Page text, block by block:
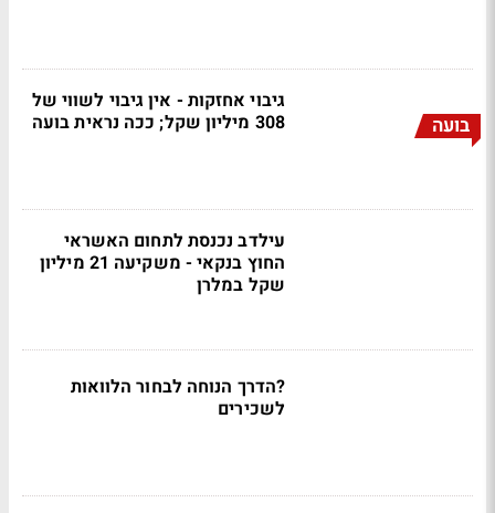
בועה
גיבוי אחזקות - אין גיבוי לשווי של
308 מיליון שקל; ככה נראית בועה
עילדב נכנסת לתחום האשראי
החוץ בנקאי - משקיעה 21 מיליון
שקל במלרן
?הדרך הנוחה לבחור הלוואות
לשכירים